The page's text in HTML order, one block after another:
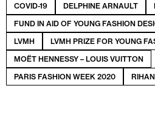
COVID-19 DELPHINE ARNAULT
FUND IN AID OF YOUNG FASHION
LVMH
LVMH PRIZE FOR YOUNG
MOËT HENNESSY – LOUIS VUITTON
PARIS FASHION WEEK 2020